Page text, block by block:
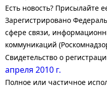
Есть новость? Присылайте
Зарегистрировано
сфере связи,
коммуникаций
Свидетельство о
апреля 2010 г.
Полное или частичное